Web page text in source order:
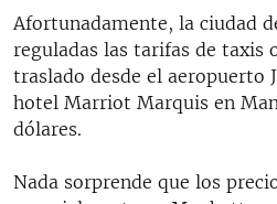
Afortunadamente, la ciudad
reguladas las tarifas de taxis
traslado desde el aeropuerto
hotel Marriot Marquis en
dólares.
Nada sorprende que los